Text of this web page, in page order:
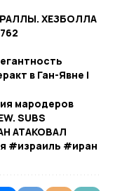
ХЕЗБОЛЛА
в Ган-Явне |
мародеров
SUBS
АТАКОВАЛ
#израиль #иран